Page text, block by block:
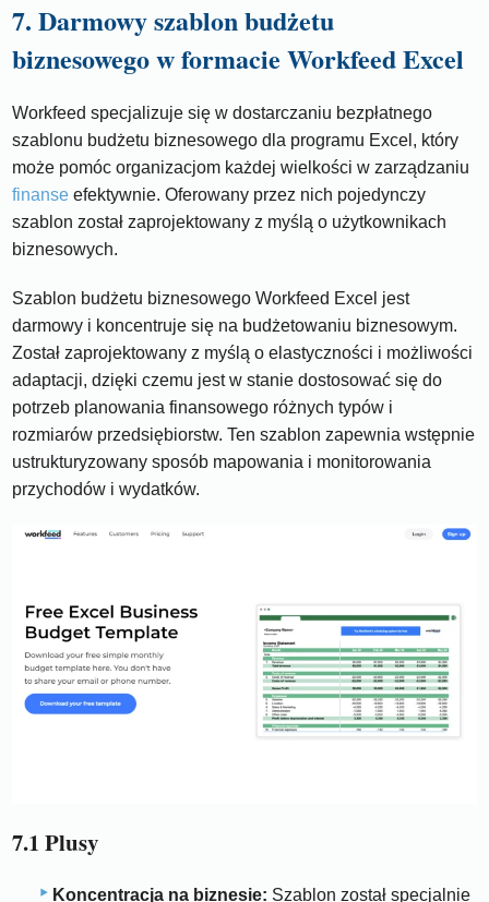
7. Darmowy szablon budżetu
biznesowego w formacie Workfeed Excel
Workfeed specjalizuje się w dostarczaniu bezpłatnego
szablonu budżetu biznesowego dla programu Excel, który
może pomóc organizacjom każdej wielkości w zarządzaniu
finanse efektywnie. Oferowany przez nich pojedynczy
szablon został zaprojektowany z myślą o użytkownikach
biznesowych.
Szablon budżetu biznesowego Workfeed Excel jest
darmowy i koncentruje się na budżetowaniu biznesowym.
Został zaprojektowany z myślą o elastyczności i możliwości
adaptacji, dzięki czemu jest w stanie dostosować się do
potrzeb planowania finansowego różnych typów i
rozmiarów przedsiębiorstw. Ten szablon zapewnia wstępnie
ustrukturyzowany sposób mapowania i monitorowania
przychodów i wydatków.
7.1 Plusy
Koncentracja na biznesie: Szablon został specjalnie